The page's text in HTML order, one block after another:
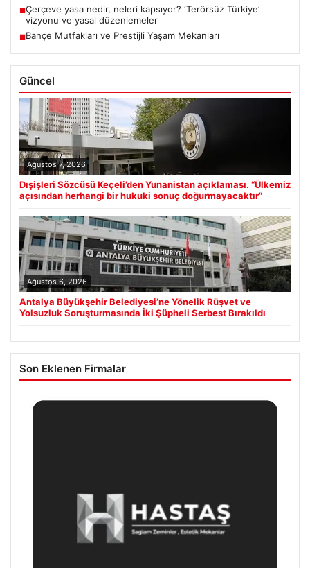
■Çerçeve yasa nedir, neleri kapsıyor? ‘Terörsüz Türkiye’
vizyonu ve yasal düzenlemeler
■Bahçe Mutfakları ve Prestijli Yaşam Mekanları
Güncel
Ağustos 7, 2026
Dışişleri Sözcüsü Keçeli’den Yunanistan açıklaması. “Ülkemiz
açısından herhangi bir hukuki sonuç doğurmayacaktır”
Ağustos 6, 2026
Antalya Büyükşehir Belediyesi’ne Yönelik Rüşvet ve
Yolsuzluk Soruşturmasında İki Şüpheli Serbest Bırakıldı
Son Eklenen Firmalar